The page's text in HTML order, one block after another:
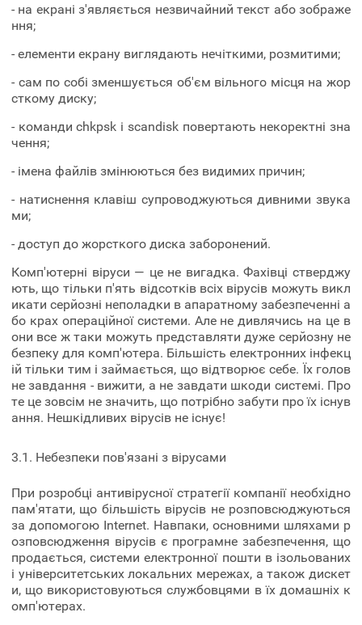
- на екрані з'являється незвичайний текст або зображе
ння;
- елементи екрану виглядають нечіткими, розмитими;
- сам по собі зменшується об'єм вільного місця на жор
сткому диску;
- команди chkpsk і scandisk повертають некоректні зна
чення;
- імена файлів змінюються без видимих причин;
- натиснення клавіш супроводжуються дивними звука
ми;
- доступ до жорсткого диска заборонений.
Комп'ютерні віруси — це не вигадка. Фахівці стверджу
ють, що тільки п'ять відсотків всіх вірусів можуть викл
икати серйозні неполадки в апаратному забезпеченні а
бо крах операційної системи. Але не дивлячись на це в
они все ж таки можуть представляти дуже серйозну не
безпеку для комп'ютера. Більшість електронних інфекц
ій тільки тим і займається, що відтворює себе. Їх голов
не завдання - вижити, а не завдати шкоди системі. Про
те це зовсім не значить, що потрібно забути про їх існув
ання. Нешкідливих вірусів не існує!
3.1. Небезпеки пов'язані з вірусами
При розробці антивірусної стратегії компанії необхідно
пам'ятати, що більшість вірусів не розповсюджуються
за допомогою Internet. Навпаки, основними шляхами р
озповсюдження вірусів є програмне забезпечення, що
продається, системи електронної пошти в ізольованих
і університетських локальних мережах, а також дискет
и, що використовуються службовцями в їх домашніх к
омп'ютерах.